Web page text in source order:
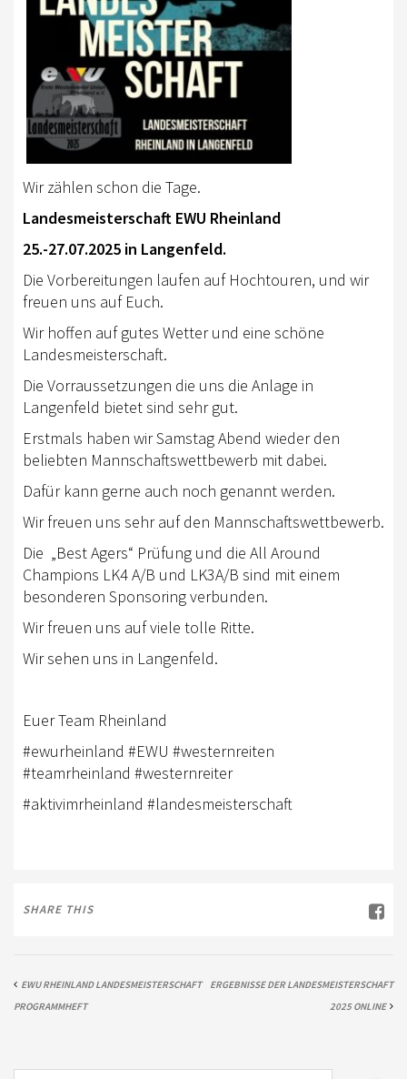
RHEINLAND-KADER 2025
TURNIERSPORT
TURNIERFACHLEUTE
ERGEBNISSE
TROPHY WERTUNG 2026
BREITENSPORT
HORSE AND DOG TRAIL
TREFFPUNKTE IM RHEINLAND
AKTIVPASS
AUSBILDUNG
WESTERNREITEN
TRAINERAUSBILDUNG
WESTERN-REITABZEICHEN
AUSBILDUNG TURNIERFACHLEUTE
TERMINE
TURNIERE
KURSE
JUGEND
BREITENSPORT
DOWNLOAD
DOWNLOADS EWU BUND
Wir zählen schon die Tage. ️
Landesmeisterschaft EWU Rheinland
25.-27.07.2025 in Langenfeld.
Die Vorbereitungen laufen auf Hochtouren, und wir
freuen uns auf Euch.
Wir hoffen auf gutes Wetter und eine schöne
Landesmeisterschaft.
Die Vorraussetzungen die uns die Anlage in
Langenfeld bietet sind sehr gut.
Erstmals haben wir Samstag Abend wieder den
beliebten Mannschaftswettbewerb mit dabei.
Dafür kann gerne auch noch genannt werden.
Wir freuen uns sehr auf den Mannschaftswettbewerb.
Die „Best Agers“ Prüfung und die All Around
Champions LK4 A/B und LK3A/B sind mit einem
besonderen Sponsoring verbunden.
Wir freuen uns auf viele tolle Ritte.
Wir sehen uns in Langenfeld.
Euer Team Rheinland
#ewurheinland #EWU #westernreiten
#teamrheinland #westernreiter
#aktivimrheinland #landesmeisterschaft
SHARE THIS
EWU RHEINLAND LANDESMEISTERSCHAFT
PROGRAMMHEFT
ERGEBNISSE DER LANDESMEISTERSCHAFT
2025 ONLINE